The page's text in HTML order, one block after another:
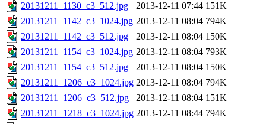
20131211_1130_c3_512.jpg
2013-12-11 07:44 151K
20131211_1142_c3_1024.jpg 2013-12-11 08:04 794K
20131211_1142_c3_512.jpg
2013-12-11 08:04 150K
20131211_1154_c3_1024.jpg 2013-12-11 08:04 793K
20131211_1154_c3_512.jpg
2013-12-11 08:04 150K
20131211_1206_c3_1024.jpg 2013-12-11 08:04 794K
20131211_1206_c3_512.jpg
2013-12-11 08:04 151K
20131211_1218_c3_1024.jpg 2013-12-11 08:44 794K